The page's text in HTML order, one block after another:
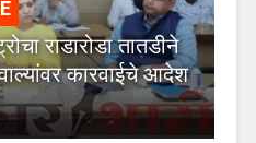
राडारोडा तातडीने
कारवाईचे आदेश